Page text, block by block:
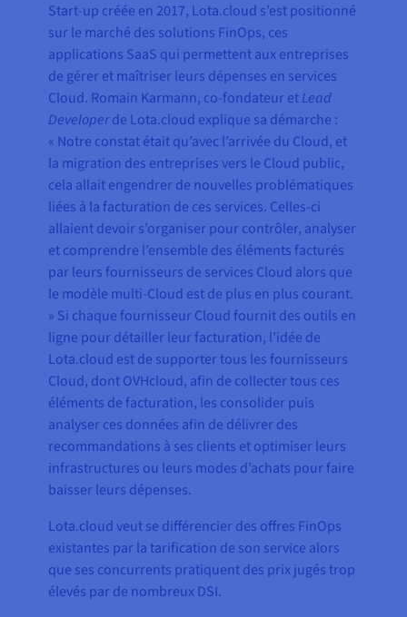
Start-up créée en 2017, Lota.cloud s’est positionné
sur le marché des solutions FinOps, ces
applications SaaS qui permettent aux entreprises
de gérer et maîtriser leurs dépenses en services
Cloud. Romain Karmann, co-fondateur etLead
Developerde Lota.cloud explique sa démarche :
« Notre constat était qu’avec l’arrivée du Cloud, et
la migration des entreprises vers le Cloud public,
cela allait engendrer de nouvelles problématiques
liées à la facturation de ces services. Celles-ci
allaient devoir s’organiser pour contrôler, analyser
et comprendre l’ensemble des éléments facturés
par leurs fournisseurs de services Cloud alors que
le modèle multi-Cloud est de plus en plus courant.
» Si chaque fournisseur Cloud fournit des outils en
ligne pour détailler leur facturation, l’idée de
Lota.cloud est de supporter tous les fournisseurs
Cloud, dont OVHcloud, afin de collecter tous ces
éléments de facturation, les consolider puis
analyser ces données afin de délivrer des
recommandations à ses clients et optimiser leurs
infrastructures ou leurs modes d’achats pour faire
baisser leurs dépenses.
Lota.cloud veut se différencier des offres FinOps
existantes par la tarification de son service alors
que ses concurrents pratiquent des prix jugés trop
élevés par de nombreux DSI.